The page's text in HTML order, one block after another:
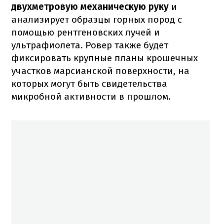
двухметровую механическую руку и
анализирует образцы горных пород с
помощью рентгеновских лучей и
ультрафиолета. Ровер также будет
фиксировать крупные планы крошечных
участков марсианской поверхности, на
которых могут быть свидетельства
микробной активности в прошлом.